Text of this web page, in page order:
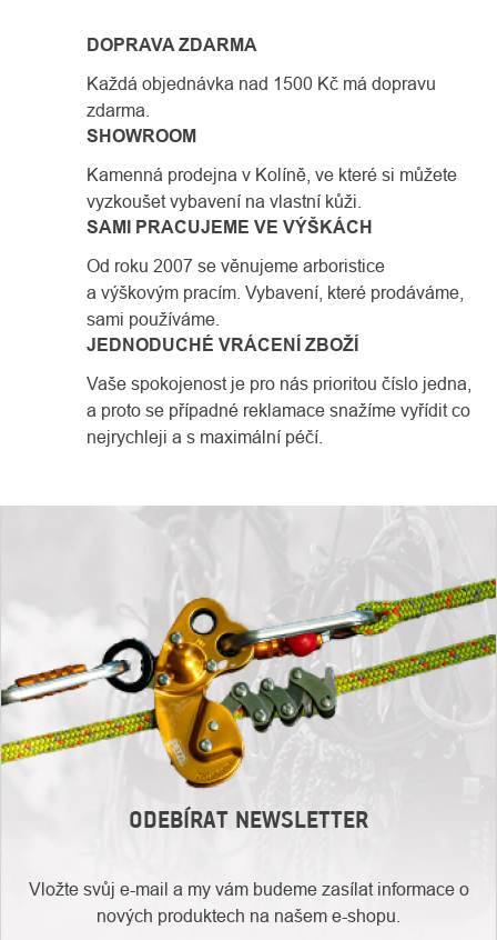
DOPRAVA ZDARMA
Každá objednávka nad 1500 Kč má dopravu
zdarma.
SHOWROOM
Kamenná prodejna v Kolíně, ve které si můžete
vyzkoušet vybavení na vlastní kůži.
SAMI PRACUJEME VE VÝŠKÁCH
Od roku 2007 se věnujeme arboristice
a výškovým pracím. Vybavení, které prodáváme,
sami používáme.
JEDNODUCHÉ VRÁCENÍ ZBOŽÍ
Vaše spokojenost je pro nás prioritou číslo jedna,
a proto se případné reklamace snažíme vyřídit co
nejrychleji a s maximální péčí.
ODEBÍRAT NEWSLETTER
Vložte svůj e-mail a my vám budeme zasílat informace o
nových produktech na našem e-shopu.